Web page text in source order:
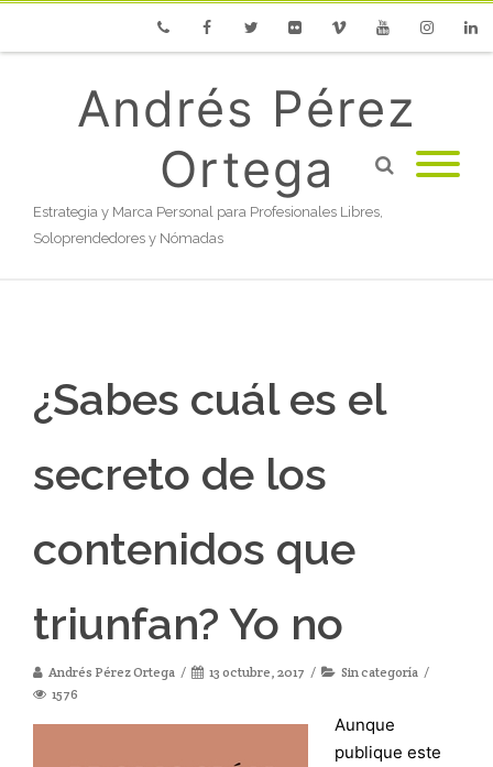
Andrés Pérez
Ortega
Estrategia y Marca Personal para Profesionales Libres,
Soloprendedores y Nómadas
¿Sabes cuál es el
secreto de los
contenidos que
triunfan? Yo no
Andrés Pérez Ortega 13 octubre, 2017
Sin categoría
1576
Aunque
publique este